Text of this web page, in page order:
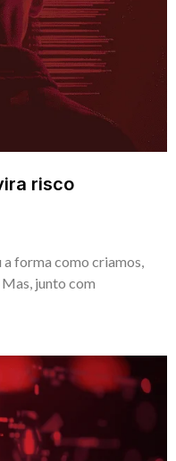
risco
forma como criamos,
junto com